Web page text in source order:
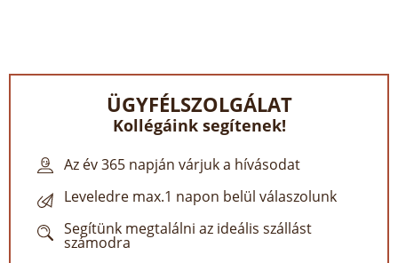
ÜGYFÉLSZOLGÁLAT
Kollégáink segítenek!
Az év 365 napján várjuk a hívásodat
Leveledre max.1 napon belül válaszolunk
Segítünk megtalálni az ideális szállást
számodra